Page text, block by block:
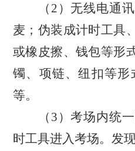
（ 2）无线电通讯
麦；伪装成计时工具
或橡皮擦、钱包等形
镯、项链、纽扣等形
等。
（ 3）考场内统
时工具进入考场。发